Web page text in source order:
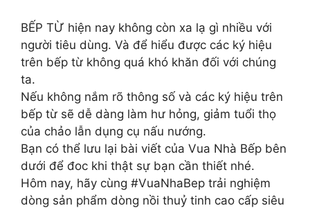
BẾP TỪ hiện nay không còn xa lạ gì nhiều với
người tiêu dùng. Và để hiểu được các ký hiệu
trên bếp từ không quá khó khăn đối với chúng
ta.
Nếu không nắm rõ thông số và các ký hiệu trên
bếp từ sẽ dễ dàng làm hư hỏng, giảm tuổi thọ
của chảo lẫn dụng cụ nấu nướng.
Bạn có thể lưu lại bài viết của Vua Nhà Bếp bên
dưới để đoc khi thật sự bạn cần thiết nhé.
Hôm nay, hãy cùng #VuaNhaBep trải nghiệm
dòng sản phẩm dòng nồi thuỷ tinh cao cấp siêu